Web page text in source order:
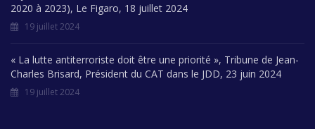
2020 à 2023), Le Figaro, 18 juillet 2024
19 juillet 2024
« La lutte antiterroriste doit être une priorité », Tribune de Jean-
Charles Brisard, Président du CAT dans le JDD, 23 juin 2024
19 juillet 2024